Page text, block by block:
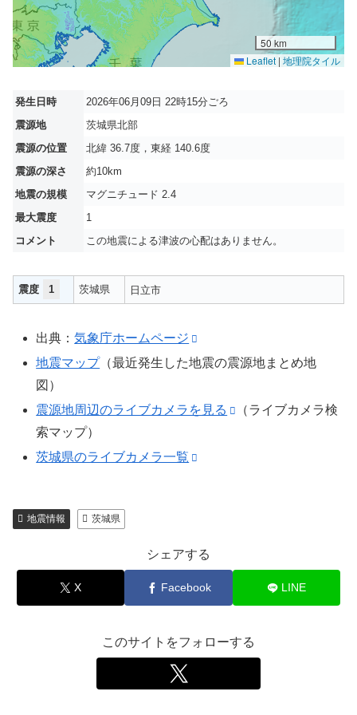
50 km
Leaflet | 地理院タイル
発生日時
2026年06月09日 22時15分ごろ
震源地
茨城県北部
震源の位置
北緯 36.7度，東経 140.6度
震源の深さ
約10km
地震の規模
マグニチュード 2.4
最大震度
1
コメント
この地震による津波の心配はありません。
震度 1 茨城県 日立市
出典：気象庁ホームページ
地震マップ（最近発生した地震の震源地まとめ地
図）
震源地周辺のライブカメラを見る
（ライブカメラ検
索マップ）
茨城県のライブカメラ一覧
地震情報 茨城県
シェアする
X Facebook LINE
このサイトをフォローする